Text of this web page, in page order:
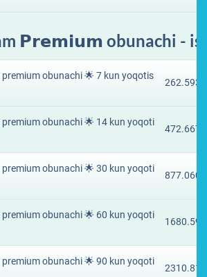
𝗣𝗿𝗲𝗺𝗶𝘂𝗺 obunachi -
premium obunachi 🌟 7 kun yoqotis
262.593
premium obunachi 🌟 14 kun yoqoti
premium obunachi 🌟 30 kun yoqoti
premium obunachi 🌟 60 kun yoqoti
premium obunachi 🌟 90 kun yoqoti